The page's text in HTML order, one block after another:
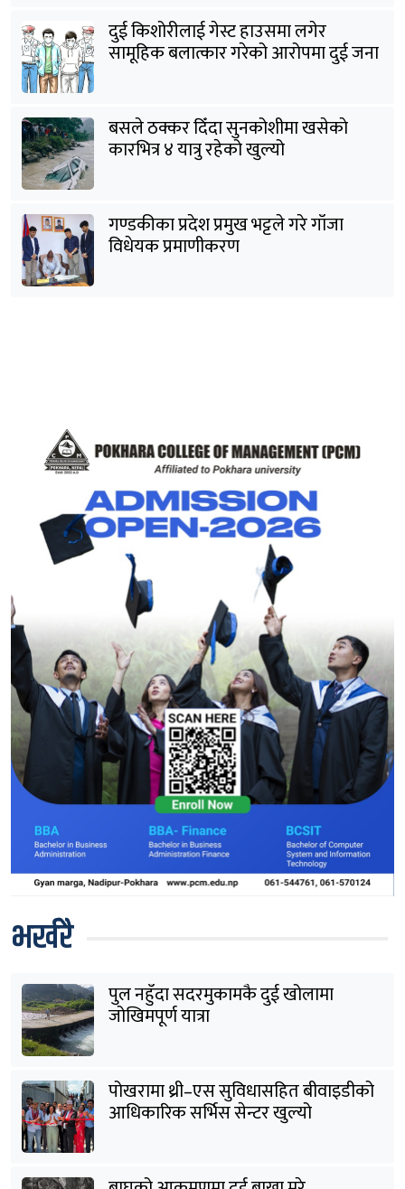
दुई किशोरीलाई गेस्ट हाउसमा लगेर
सामूहिक बलात्कार गरेको आरोपमा दुई जना
पक्राउ
बसले ठक्कर दिँदा सुनकोशीमा खसेकाे
कारभित्र ४ यात्रु रहेको खुल्यो
गण्डकीका प्रदेश प्रमुख भट्टले गरे गाँजा
विधेयक प्रमाणीकरण
भर्खरै
पुल नहुँदा सदरमुकामकै दुई खोलामा
जोखिमपूर्ण यात्रा
पोखरामा थ्री–एस सुविधासहित बीवाइडीको
आधिकारिक सर्भिस सेन्टर खुल्यो